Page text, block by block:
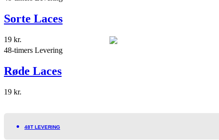
Sorte Laces
19 kr.
48-timers Levering
Røde Laces
19 kr.
48T LEVERING